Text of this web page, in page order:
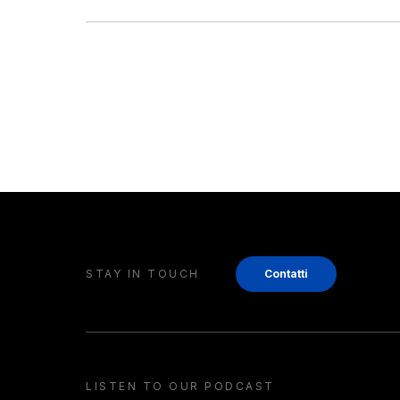
STAY IN TOUCH Contatti
LISTEN TO OUR PODCAST